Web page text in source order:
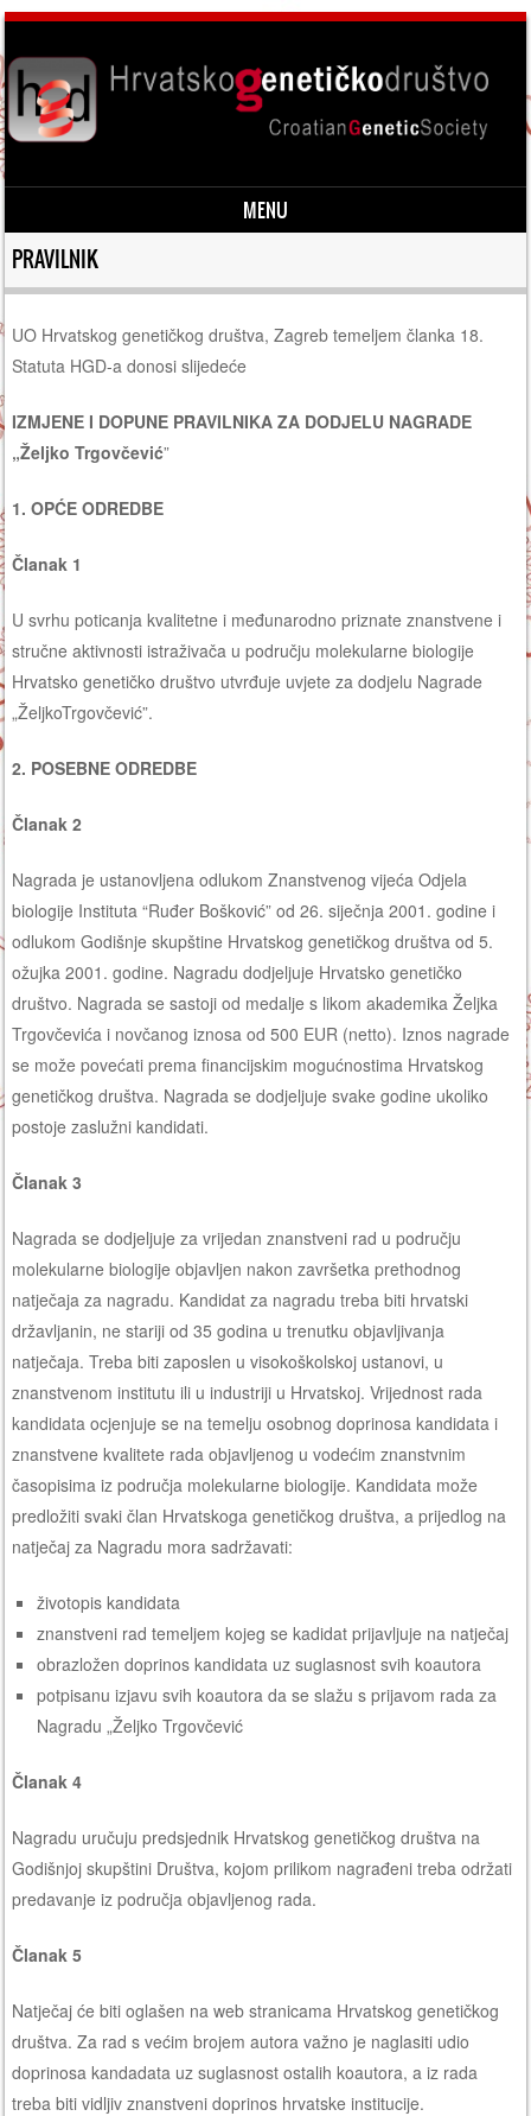
MENU
Skip to content
PRAVILNIK
UO Hrvatskog genetičkog društva, Zagreb temeljem članka 18.
Statuta HGD-a donosi slijedeće
IZMJENE I DOPUNE PRAVILNIKA ZA DODJELU NAGRADE
„Željko Trgovčević”
1. OPĆE ODREDBE
Članak 1
U svrhu poticanja kvalitetne i međunarodno priznate znanstvene i
stručne aktivnosti istraživača u području molekularne biologije
Hrvatsko genetičko društvo utvrđuje uvjete za dodjelu Nagrade
„ŽeljkoTrgovčević”.
2. POSEBNE ODREDBE
Članak 2
Nagrada je ustanovljena odlukom Znanstvenog vijeća Odjela
biologije Instituta “Ruđer Bošković” od 26. siječnja 2001. godine i
odlukom Godišnje skupštine Hrvatskog genetičkog društva od 5.
ožujka 2001. godine. Nagradu dodjeljuje Hrvatsko genetičko
društvo. Nagrada se sastoji od medalje s likom akademika Željka
Trgovčevića i novčanog iznosa od 500 EUR (netto). Iznos nagrade
se može povećati prema financijskim mogućnostima Hrvatskog
genetičkog društva. Nagrada se dodjeljuje svake godine ukoliko
postoje zaslužni kandidati.
Članak 3
Nagrada se dodjeljuje za vrijedan znanstveni rad u području
molekularne biologije objavljen nakon završetka prethodnog
natječaja za nagradu. Kandidat za nagradu treba biti hrvatski
državljanin, ne stariji od 35 godina u trenutku objavljivanja
natječaja. Treba biti zaposlen u visokoškolskoj ustanovi, u
znanstvenom institutu ili u industriji u Hrvatskoj. Vrijednost rada
kandidata ocjenjuje se na temelju osobnog doprinosa kandidata i
znanstvene kvalitete rada objavljenog u vodećim znanstvnim
časopisima iz područja molekularne biologije. Kandidata može
predložiti svaki član Hrvatskoga genetičkog društva, a prijedlog na
natječaj za Nagradu mora sadržavati:
životopis kandidata
znanstveni rad temeljem kojeg se kadidat prijavljuje na natječaj
obrazložen doprinos kandidata uz suglasnost svih koautora
potpisanu izjavu svih koautora da se slažu s prijavom rada za
Nagradu „Željko Trgovčević
Članak 4
Nagradu uručuju predsjednik Hrvatskog genetičkog društva na
Godišnjoj skupštini Društva, kojom prilikom nagrađeni treba održati
predavanje iz područja objavljenog rada.
Članak 5
Natječaj će biti oglašen na web stranicama Hrvatskog genetičkog
društva. Za rad s većim brojem autora važno je naglasiti udio
doprinosa kandadata uz suglasnost ostalih koautora, a iz rada
treba biti vidljiv znanstveni doprinos hrvatske institucije.